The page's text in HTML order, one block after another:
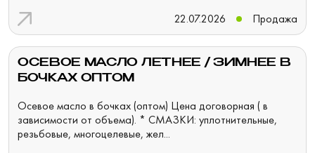
22.07.2026 Продажа
ОСЕВОЕ МАСЛО ЛЕТНЕЕ / ЗИМНЕЕ В
БОЧКАХ ОПТОМ
Осевое масло в бочках (оптом) Цена договорная ( в
зависимости от объема). * СМАЗКИ: уплотнительные,
резьбовые, многоцелевые, жел...